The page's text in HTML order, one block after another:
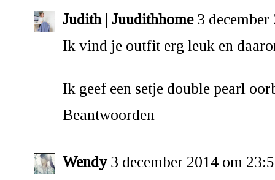
Judith | Juudithhome 3
Ik vind je outfit erg leuk en
Ik geef een setje double pearl
Beantwoorden
Wendy 3 december 2014 om